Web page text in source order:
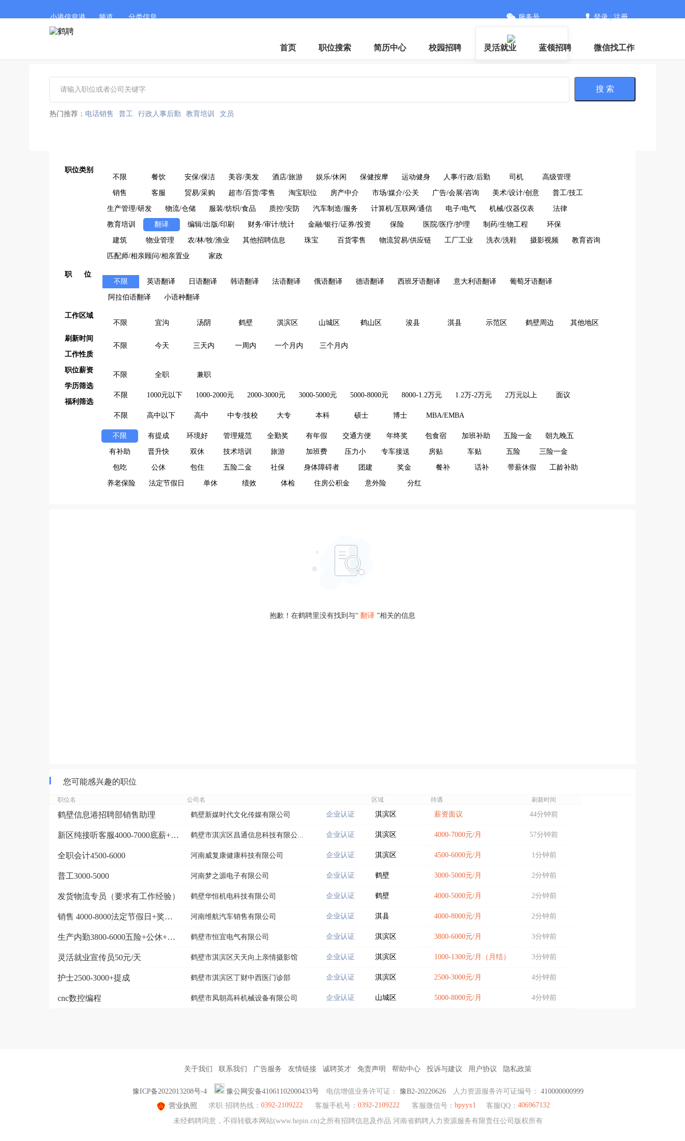
小港信息港 频道 分类信息
微信
服务号 登录|注册
首页 职位搜索 简历中心 校园招聘 灵活就业 蓝领招聘 微信找工作
搜 索
热门推荐： 电话销售 普工 行政人事后勤 教育培训 文员
职位类别
不限
餐饮 安保/保洁 美容/美发 酒店/旅游 娱乐/休闲 保健按摩 运动健身 人事/行政/后勤 司机 高级管理
销售 客服 贸易/采购 超市/百货/零售 淘宝职位 房产中介 市场/媒介/公关 广告/会展/咨询 美术/设计/创意 普工/技工
生产管理/研发 物流/仓储 服装/纺织/食品 质控/安防 汽车制造/服务 计算机/互联网/通信 电子/电气 机械/仪器仪表 法律
教育培训 翻译 编辑/出版/印刷 财务/审计/统计 金融/银行/证券/投资 保险 医院/医疗/护理 制药/生物工程 环保
建筑 物业管理 农/林/牧/渔业 其他招聘信息 珠宝 百货零售 物流贸易/供应链 工厂工业 洗衣/洗鞋 摄影视频 教育咨询
匹配师/相亲顾问/相亲置业 家政
职 位
不限
英语翻译 日语翻译 韩语翻译 法语翻译 俄语翻译 德语翻译 西班牙语翻译 意大利语翻译 葡萄牙语翻译
阿拉伯语翻译 小语种翻译
工作区域
不限
宜沟 汤阴 鹤壁 淇滨区 山城区 鹤山区 浚县 淇县 示范区 鹤壁周边 其他地区
刷新时间
不限
今天 三天内 一周内 一个月内
三个月内
工作性质
不限 全职 兼职
职位薪资
不限 1000元以下 1000-2000元 2000-3000元 3000-5000元 5000-8000元 8000-1.2万元 1.2万-2万元 2万元以上 面议
学历筛选
不限 高中以下 高中 中专/技校 大专 本科 硕士 博士 MBA/EMBA
福利筛选
不限 有提成 环境好 管理规范 全勤奖 有年假 交通方便 年终奖 包食宿 加班补助 五险一金 朝九晚五
有补助 晋升快 双休 技术培训 旅游 加班费 压力小 专车接送 房贴 车贴 五险 三险一金
包吃 公休 包住 五险二金 社保 身体障碍者 团建 奖金 餐补 话补 带薪休假 工龄补助
养老保险 法定节假日 单休 绩效 体检 住房公积金 意外险 分红
抱歉！在鹤聘里没有找到与“ 翻译 ”相关的信息
您可能感兴趣的职位
职位名 公司名 区域 待遇 刷新时间
鹤壁信息港招聘部销售助理 鹤壁新媒时代文化传媒有限公司 企业认证 淇滨区 薪资面议 44分钟前
新区纯接听客服4000-7000底薪+绩效+奖金+提... 鹤壁市淇滨区昌通信息科技有限公... 企业认证 淇滨区 4000-7000元/月 57分钟前
全职会计4500-6000 河南威复康健康科技有限公司 企业认证 淇滨区 4500-6000元/月 1分钟前
普工3000-5000 河南梦之源电子有限公司 企业认证 鹤壁 3000-5000元/月 2分钟前
发货物流专员（要求有工作经验） 鹤壁华恒机电科技有限公司 企业认证 鹤壁 4000-5000元/月 2分钟前
销售 4000-8000法定节假日+奖金+团建 河南维航汽车销售有限公司 企业认证 淇县 4000-8000元/月 2分钟前
生产内勤3800-6000五险+公休+年假 鹤壁市恒宜电气有限公司 企业认证 淇滨区 3800-6000元/月 3分钟前
灵活就业宣传员50元/天 鹤壁市淇滨区天天向上亲情摄影馆 企业认证 淇滨区 1000-1300元/月（月结） 3分钟前
护士2500-3000+提成 鹤壁市淇滨区丁财中西医门诊部 企业认证 淇滨区 2500-3000元/月 4分钟前
cnc数控编程 鹤壁市凤朝高科机械设备有限公司 企业认证 山城区 5000-8000元/月 4分钟前
关于我们 联系我们 广告服务 友情链接 诚聘英才 免责声明 帮助中心 投诉与建议 用户协议 隐私政策
豫ICP备2022013208号-4 豫公网安备41061102000433号 电信增值业务许可证： 豫B2-20220626 人力资源服务许可证编号： 410000000999
营业执照
求职·招聘热线： 0392-2109222 客服手机号： 0392-2109222 客服微信号： hpyyx1 客服QQ： 406967132
未经鹤聘同意，不得转载本网站(www.hepin.cn)之所有招聘信息及作品 河南省鹤聘人力资源服务有限责任公司版权所有